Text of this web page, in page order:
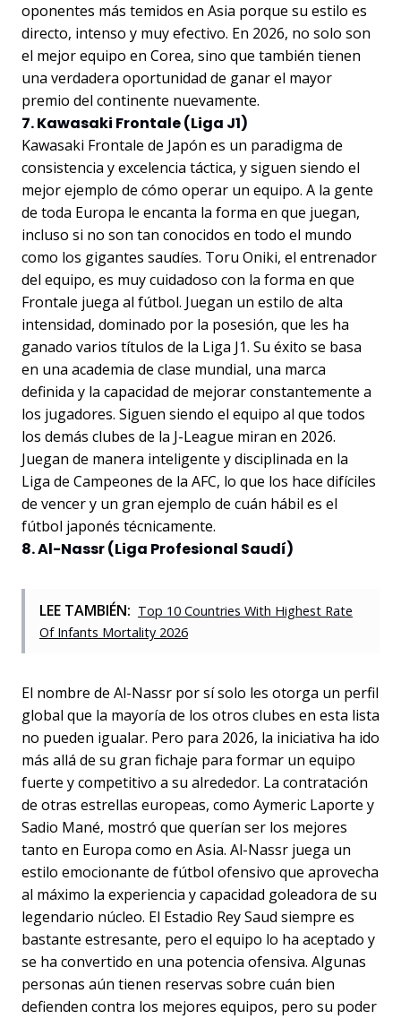
oponentes más temidos en Asia porque su estilo es
directo, intenso y muy efectivo. En 2026, no solo son
el mejor equipo en Corea, sino que también tienen
una verdadera oportunidad de ganar el mayor
premio del continente nuevamente.
7. Kawasaki Frontale (Liga J1)
Kawasaki Frontale de Japón es un paradigma de
consistencia y excelencia táctica, y siguen siendo el
mejor ejemplo de cómo operar un equipo. A la gente
de toda Europa le encanta la forma en que juegan,
incluso si no son tan conocidos en todo el mundo
como los gigantes saudíes. Toru Oniki, el entrenador
del equipo, es muy cuidadoso con la forma en que
Frontale juega al fútbol. Juegan un estilo de alta
intensidad, dominado por la posesión, que les ha
ganado varios títulos de la Liga J1. Su éxito se basa
en una academia de clase mundial, una marca
definida y la capacidad de mejorar constantemente a
los jugadores. Siguen siendo el equipo al que todos
los demás clubes de la J-League miran en 2026.
Juegan de manera inteligente y disciplinada en la
Liga de Campeones de la AFC, lo que los hace difíciles
de vencer y un gran ejemplo de cuán hábil es el
fútbol japonés técnicamente.
8. Al-Nassr (Liga Profesional Saudí)
LEE TAMBIÉN: Top 10 Countries With Highest Rate
Of Infants Mortality 2026
El nombre de Al-Nassr por sí solo les otorga un perfil
global que la mayoría de los otros clubes en esta lista
no pueden igualar. Pero para 2026, la iniciativa ha ido
más allá de su gran fichaje para formar un equipo
fuerte y competitivo a su alrededor. La contratación
de otras estrellas europeas, como Aymeric Laporte y
Sadio Mané, mostró que querían ser los mejores
tanto en Europa como en Asia. Al-Nassr juega un
estilo emocionante de fútbol ofensivo que aprovecha
al máximo la experiencia y capacidad goleadora de su
legendario núcleo. El Estadio Rey Saud siempre es
bastante estresante, pero el equipo lo ha aceptado y
se ha convertido en una potencia ofensiva. Algunas
personas aún tienen reservas sobre cuán bien
defienden contra los mejores equipos, pero su poder